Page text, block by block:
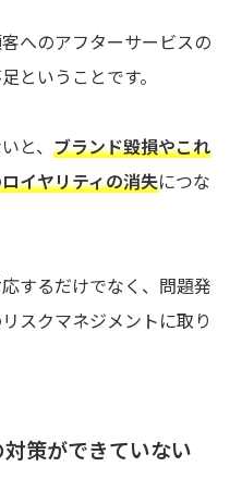
へのアフターサービスの
ということです。
と、 ブランド毀損やこれ
イヤリティの消失につな
するだけでなく、問題発
スクマネジメントに取り
策ができていない